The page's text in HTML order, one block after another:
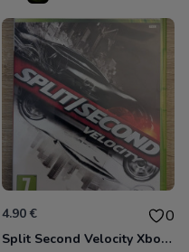
4.90 € 0
Split Second Velocity Xbox 360